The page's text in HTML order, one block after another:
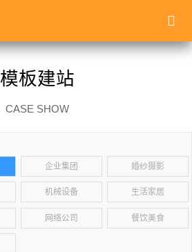
模板建站
CASE SHOW
企业集团 婚纱摄影
机械设备 生活家居
网络公司 餐饮美食